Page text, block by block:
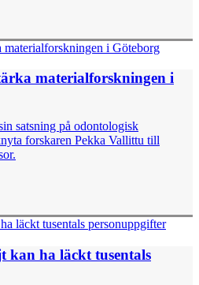
materialforskningen i
satsning på odontologisk
forskaren Pekka Vallittu till
kan ha läckt tusentals